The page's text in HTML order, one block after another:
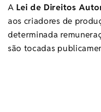
A Lei de Direitos
aos criadores de
determinada
são tocadas